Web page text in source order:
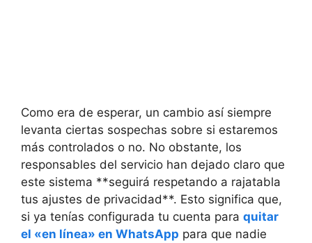
Como era de esperar, un cambio así siempre
levanta ciertas sospechas sobre si estaremos
más controlados o no. No obstante, los
responsables del servicio han dejado claro que
este sistema **seguirá respetando a rajatabla
tus ajustes de privacidad**. Esto significa que,
si ya tenías configurada tu cuenta para quitar
el «en línea» en WhatsApp para que nadie